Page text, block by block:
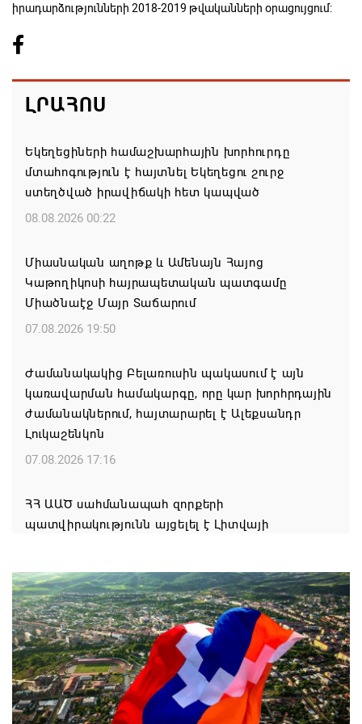
իրադարձությունների 2018-2019 թվականների օրացույցում:
ԼՐԱՀՈՍ
Եկեղեցիների համաշխարհային խորհուրդը
մտահոգություն է հայտնել Եկեղեցու շուրջ
ստեղծված իրավիճակի հետ կապված
08.08.2026 00:22
Միասնական աղոթք և Ամենայն Հայոց
Կաթողիկոսի հայրապետական պատգամը
Միածնաէջ Մայր Տաճարում
07.08.2026 19:50
Ժամանակակից Բելառուսին պակասում է այն
կառավարման համակարգը, որը կար խորհրդային
ժամանակներում, հայտարարել է Ալեքսանդր
Լուկաշենկոն
07.08.2026 17:16
ՀՀ ԱԱԾ սահմանապահ զորքերի
պատվիրակությունն այցելել է Լիտվայի
07.08.2026 16:57
Գարեգին Բ-ի և եպիսկոպոսների գործով
դատավորն ինքնաբացարկ է հայտնել
07.08.2026 16:55
Թուրքիան, Սաուդյան Արաբիան և Պակիստանը